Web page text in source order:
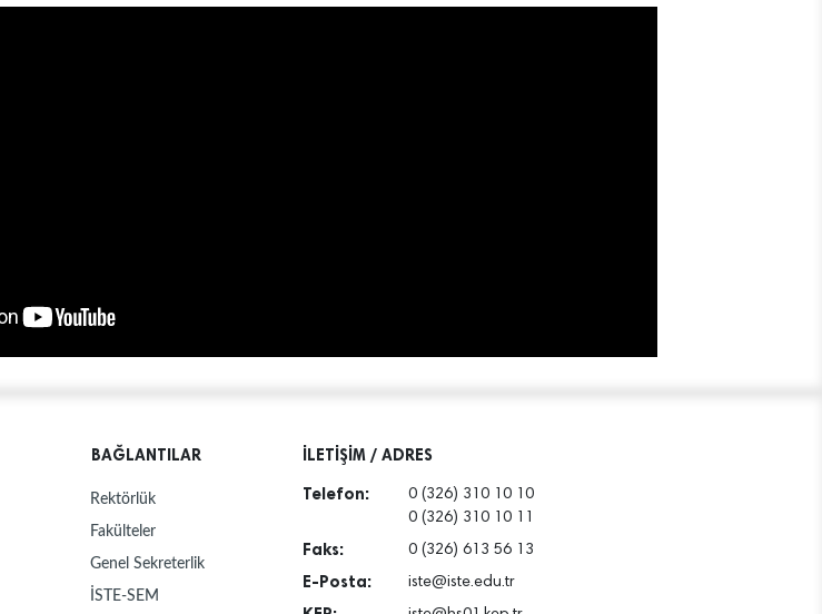
BAĞLANTILAR
Rektörlük
Fakülteler
Genel Sekreterlik
İSTE-SEM
İLETİŞİM / ADRES
Telefon:
0 (326) 310 10 10
0 (326) 310 10 11
Faks: 0 (326) 613 56 13
E-Posta: iste@iste.edu.tr